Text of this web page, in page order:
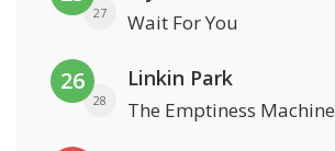
27 Wait For You
26
28
Linkin Park
The Emptiness Machine